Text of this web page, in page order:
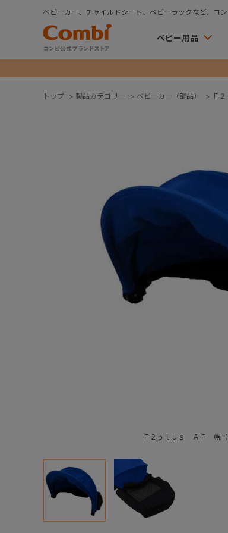
ベビーカー、チャイルドシート、ベビーラックなど、コ
ベビー用品
トップ > 製品カテゴリー > ベビーカー（部品） > Ｆ
Ｆ２ｐｌｕｓ ＡＦ 幌（